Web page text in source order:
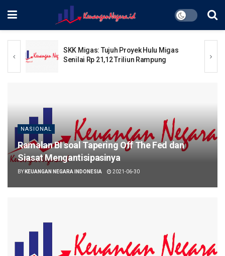
SKK Migas: Tujuh Proyek Hulu Migas
Senilai Rp 21,12 Triliun Rampung
NASIONAL
Ramalan BI soal Tapering Off The Fed dan
Siasat Mengantisipasinya
BY KEUANGAN NEGARA INDONESIA 2021-06-30